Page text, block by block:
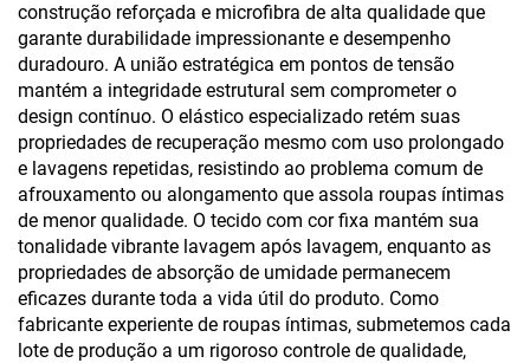
construção reforçada e microfibra de alta qualidade que
garante durabilidade impressionante e desempenho
duradouro. A união estratégica em pontos de tensão
mantém a integridade estrutural sem comprometer o
design contínuo. O elástico especializado retém suas
propriedades de recuperação mesmo com uso prolongado
e lavagens repetidas, resistindo ao problema comum de
afrouxamento ou alongamento que assola roupas íntimas
de menor qualidade. O tecido com cor fixa mantém sua
tonalidade vibrante lavagem após lavagem, enquanto as
propriedades de absorção de umidade permanecem
eficazes durante toda a vida útil do produto. Como
fabricante experiente de roupas íntimas, submetemos cada
lote de produção a um rigoroso controle de qualidade,